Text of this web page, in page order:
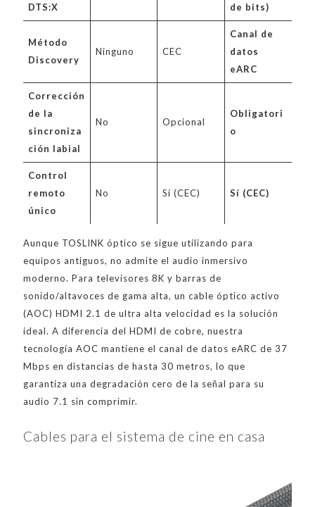
DTS:X
de bits)
Método
Discovery
Ninguno CEC
Canal de
datos
eARC
Corrección
de la
sincroniza
ción labial
No Opcional
Obligatori
o
Control
remoto
único
No Sí (CEC) Sí (CEC)
Aunque TOSLINK óptico se sigue utilizando para
equipos antiguos, no admite el audio inmersivo
moderno. Para televisores 8K y barras de
sonido/altavoces de gama alta, un cable óptico activo
(AOC) HDMI 2.1 de ultra alta velocidad es la solución
ideal. A diferencia del HDMI de cobre, nuestra
tecnología AOC mantiene el canal de datos eARC de 37
Mbps en distancias de hasta 30 metros, lo que
garantiza una degradación cero de la señal para su
audio 7.1 sin comprimir.
Cables para el sistema de cine en casa